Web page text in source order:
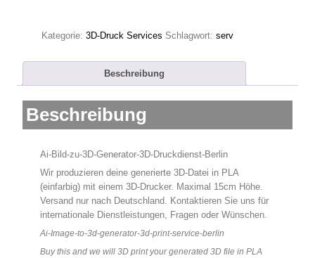
Print
3D
Generator
Menge
Kategorie: 3D-Druck Services Schlagwort: serv
Beschreibung
Beschreibung
Ai-Bild-zu-3D-Generator-3D-Druckdienst-Berlin
Wir produzieren deine generierte 3D-Datei in PLA
(einfarbig) mit einem 3D-Drucker. Maximal 15cm Höhe.
Versand nur nach Deutschland. Kontaktieren Sie uns für
internationale Dienstleistungen, Fragen oder Wünschen.
Ai-Image-to-3d-generator-3d-print-service-berlin
Buy this and we will 3D print your generated 3D file in PLA